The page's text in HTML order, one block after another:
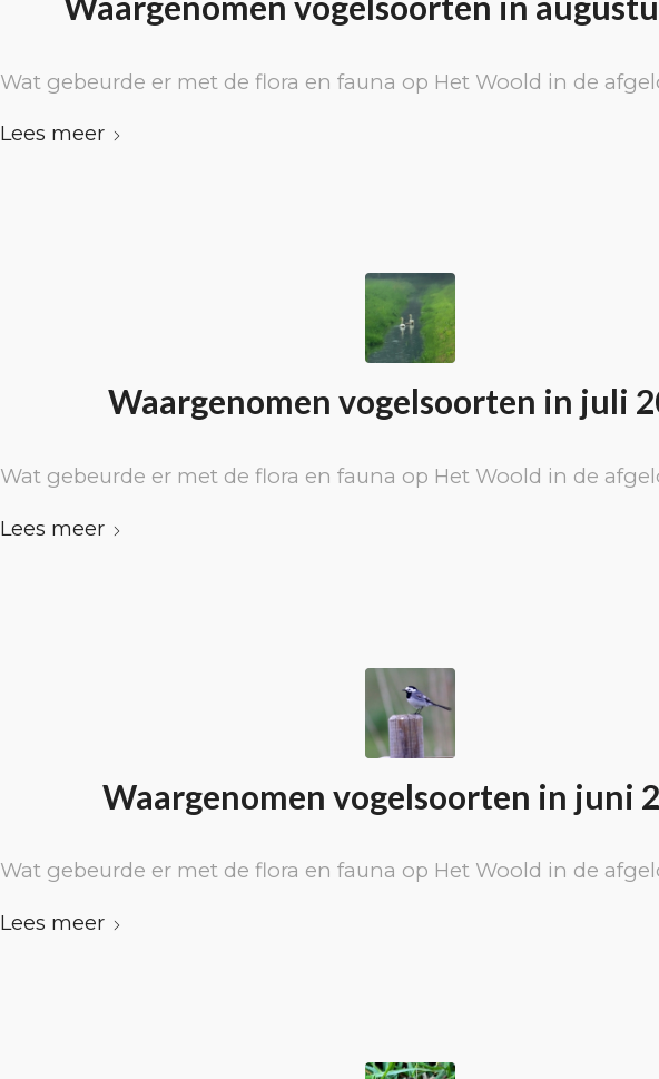
Wat gebeurde er met de flora en fauna op Het Woold in de
Lees meer
Waargenomen vogelsoorten in juli
Wat gebeurde er met de flora en fauna op Het Woold in de
Lees meer
Waargenomen vogelsoorten in juni
Wat gebeurde er met de flora en fauna op Het Woold in de
Lees meer